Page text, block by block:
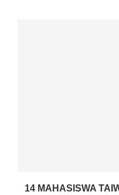
14 MAHASISWA